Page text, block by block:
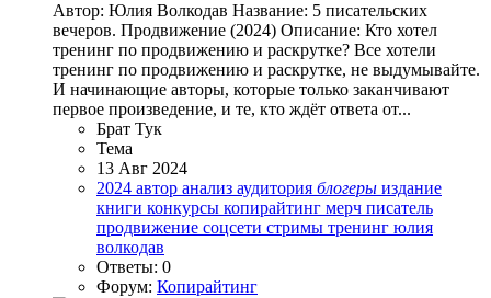
Автор: Юлия Волкодав Название: 5 писательских
вечеров. Продвижение (2024) Описание: Кто хотел
тренинг по продвижению и раскрутке? Все хотели
тренинг по продвижению и раскрутке, не выдумывайте.
И начинающие авторы, которые только заканчивают
первое произведение, и те, кто ждёт ответа от...
Брат Тук
Тема
13 Авг 2024
2024 автор анализ аудитория блогеры издание
книги конкурсы копирайтинг мерч писатель
продвижение соцсети стримы тренинг юлия
волкодав
Ответы: 0
Форум: Копирайтинг